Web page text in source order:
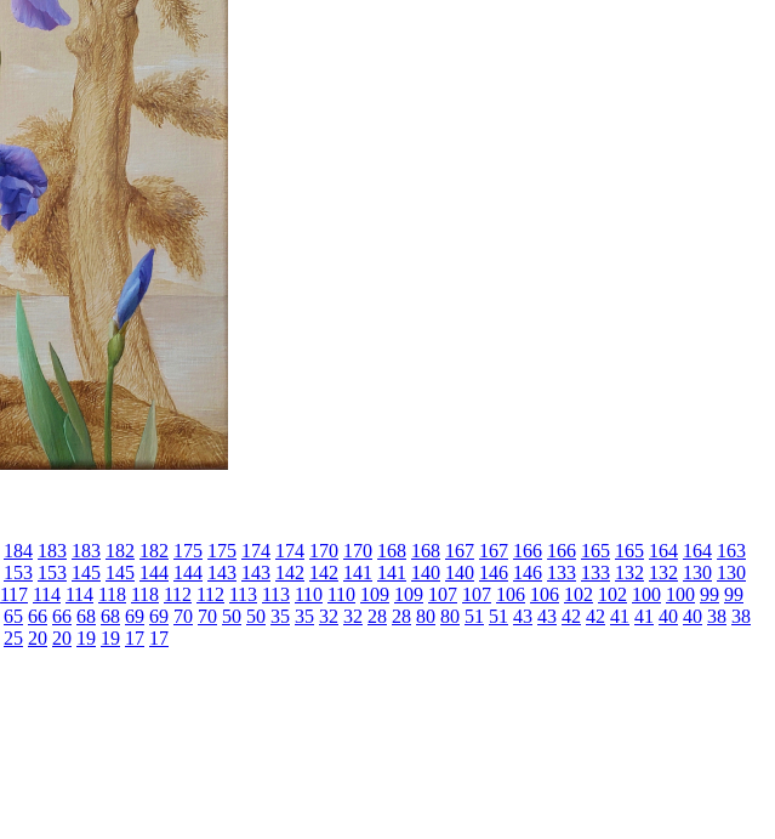
184 183 183 182 182 175 175 174 174 170 170 168 168 167 167 166 166 165 165 164 164 163
153 153 145 145 144 144 143 143 142 142 141 141 140 140 146 146 133 133 132 132 130 130
117 114 114 118 118 112 112 113 113 110 110 109 109 107 107 106 106 102 102 100 100 99 99
65 66 66 68 68 69 69 70 70 50 50 35 35 32 32 28 28 80 80 51 51 43 43 42 42 41 41 40 40 38 38
25 20 20 19 19 17 17